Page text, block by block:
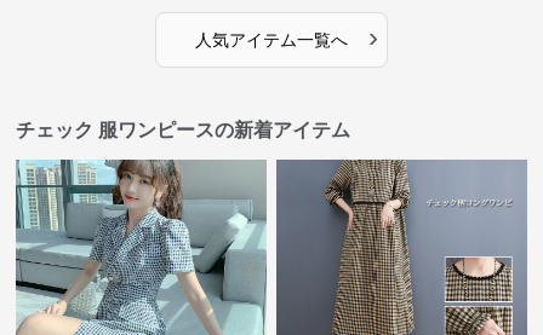
人気アイテム一覧へ ›
チェック 服ワンピースの新着アイテム